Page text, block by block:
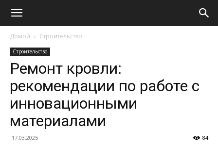
Домой Строительство
Строительство
Ремонт кровли:
рекомендации по работе с
инновационными
материалами
17.03.2025 84